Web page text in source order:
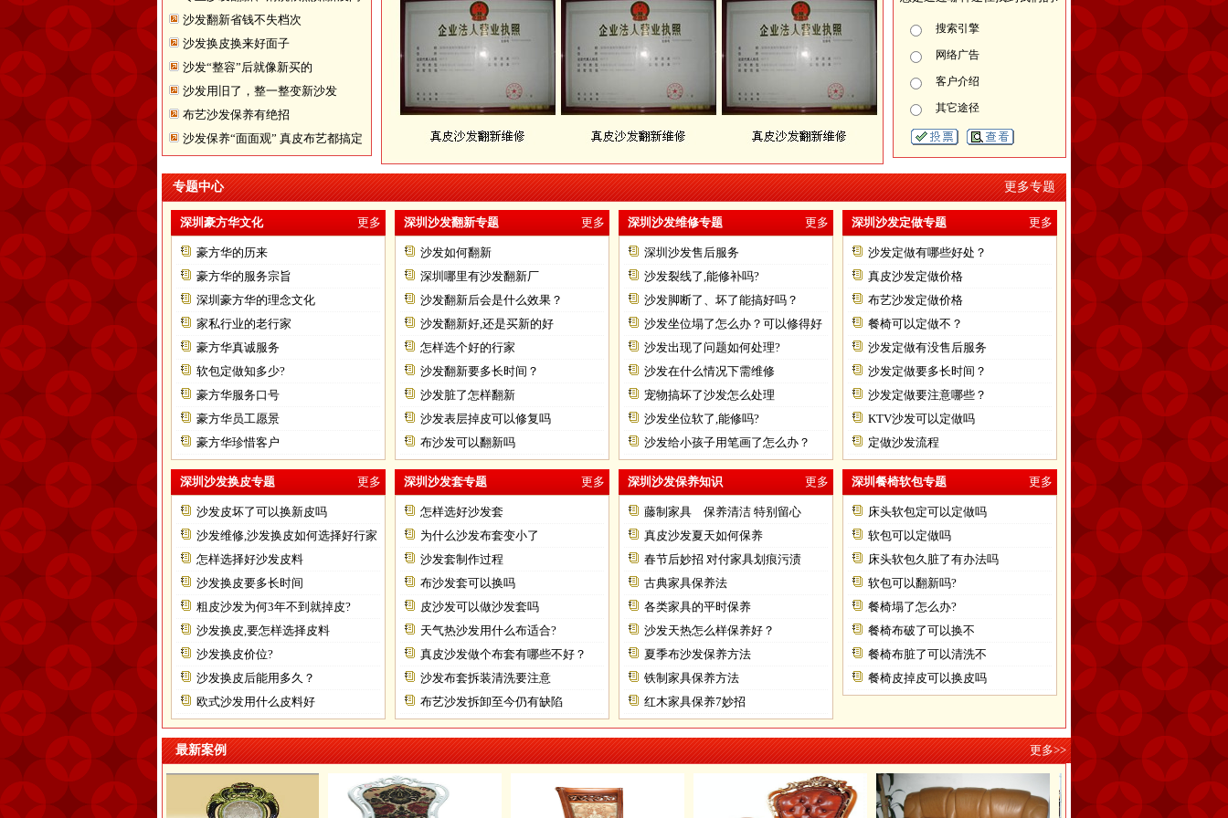
题
沙发翻新省钱不失档次
沙发换皮换来好面子
沙发“整容”后就像新买的
沙发用旧了，整一整变新沙发
布艺沙发保养有绝招
沙发保养“面面观” 真皮布艺都搞定
搜索引擎
网络广告
客户介绍
其它途径
专题中心 更多专题
深圳豪方华文化 更多
豪方华的历来
豪方华的服务宗旨
深圳豪方华的理念文化
家私行业的老行家
豪方华真诚服务
软包定做知多少?
豪方华服务口号
豪方华员工愿景
豪方华珍惜客户
深圳沙发翻新专题 更多
沙发如何翻新
深圳哪里有沙发翻新厂
沙发翻新后会是什么效果？
沙发翻新好,还是买新的好
怎样选个好的行家
沙发翻新要多长时间？
沙发脏了怎样翻新
沙发表层掉皮可以修复吗
布沙发可以翻新吗
深圳沙发维修专题 更多
深圳沙发售后服务
沙发裂线了,能修补吗?
沙发脚断了、坏了能搞好吗？
沙发坐位塌了怎么办？可以修得好
不？
沙发出现了问题如何处理?
沙发在什么情况下需维修
宠物搞坏了沙发怎么处理
沙发坐位软了,能修吗?
沙发给小孩子用笔画了怎么办？
深圳沙发定做专题 更多
沙发定做有哪些好处？
真皮沙发定做价格
布艺沙发定做价格
餐椅可以定做不？
沙发定做有没售后服务
沙发定做要多长时间？
沙发定做要注意哪些？
KTV沙发可以定做吗
定做沙发流程
深圳沙发换皮专题 更多
沙发皮坏了可以换新皮吗
沙发维修,沙发换皮如何选择好行家
怎样选择好沙发皮料
沙发换皮要多长时间
粗皮沙发为何3年不到就掉皮?
沙发换皮,要怎样选择皮料
沙发换皮价位?
沙发换皮后能用多久？
欧式沙发用什么皮料好
深圳沙发套专题 更多
怎样选好沙发套
为什么沙发布套变小了
沙发套制作过程
布沙发套可以换吗
皮沙发可以做沙发套吗
天气热沙发用什么布适合?
真皮沙发做个布套有哪些不好？
沙发布套拆装清洗要注意
布艺沙发拆卸至今仍有缺陷
深圳沙发保养知识 更多
藤制家具 保养清洁 特别留心
真皮沙发夏天如何保养
春节后妙招 对付家具划痕污渍
古典家具保养法
各类家具的平时保养
沙发天热怎么样保养好？
夏季布沙发保养方法
铁制家具保养方法
红木家具保养7妙招
深圳餐椅软包专题 更多
床头软包定可以定做吗
软包可以定做吗
床头软包久脏了有办法吗
软包可以翻新吗?
餐椅塌了怎么办?
餐椅布破了可以换不
餐椅布脏了可以清洗不
餐椅皮掉皮可以换皮吗
最新案例 更多>>